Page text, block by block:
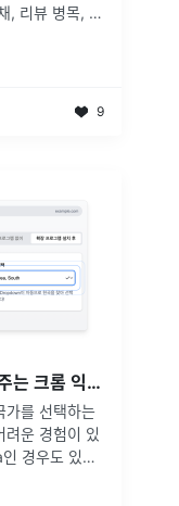
, 리뷰 병목, 그
9
드롭다운에서 Korea를 찾아주는 크롬 익스텐션
가를 선택하는
려운 경험이 있
경우도 있고,
렵다는 문제를